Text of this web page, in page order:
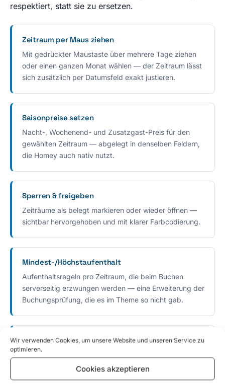
Wir verwenden Cookies, um unsere Website und unseren Service zu
optimieren.
Cookies akzeptieren
respektiert, statt sie zu ersetzen.
Zeitraum per Maus ziehen
Mit gedrückter Maustaste über mehrere Tage ziehen
oder einen ganzen Monat wählen — der Zeitraum lässt
sich zusätzlich per Datumsfeld exakt justieren.
Saisonpreise setzen
Nacht-, Wochenend- und Zusatzgast-Preis für den
gewählten Zeitraum — abgelegt in denselben Feldern,
die Homey auch nativ nutzt.
Sperren & freigeben
Zeiträume als belegt markieren oder wieder öffnen —
sichtbar hervorgehoben und mit klarer Farbcodierung.
Mindest-/Höchstaufenthalt
Aufenthaltsregeln pro Zeitraum, die beim Buchen
serverseitig erzwungen werden — eine Erweiterung der
Buchungsprüfung, die es im Theme so nicht gab.
Jahresübersicht & Vergangenheitsschutz
Zwölf Monate auf einen Blick, Sprung zu jedem Monat
— vergangene Tage sind gesperrt und lassen sich
nicht mehr bearbeiten.